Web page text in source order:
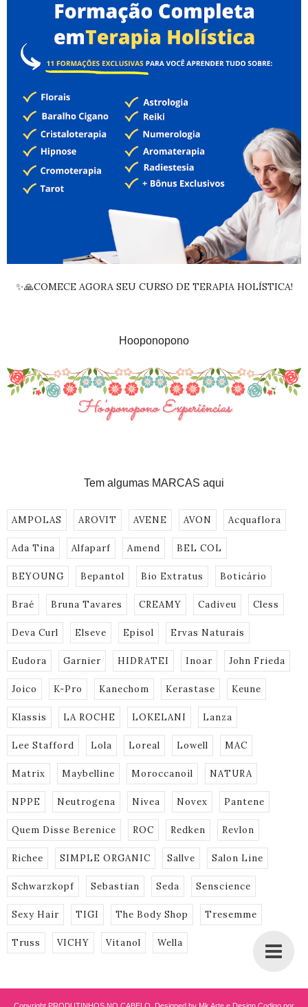
✨🙏COMECE AGORA SEU CURSO DE TERAPIA HOLÍSTICA!
Hooponopono
Tem algumas MARCAS aqui
AMPOLAS AROVIT AVENE AVON Acquaflora
Ada Tina Alfaparf Amend BEL COL
BEYOUNG Bepantol Bio Extratus Boticário
Braé Bruna Tavares CREAMY Cadiveu Cless
Deva Curl Elseve Episol Ervas Naturais
Eudora Garnier HIDRATEI Inoar John Frieda
Joico K-Pro Kanechom Kerastase Keune
Klassis LA ROCHE LOKELANI Lanza
Lee Stafford Lola Loreal Lowell MAC
Matrix Maybelline Moroccanoil NATURA
NPPE Neutrogena Nivea Novex Pantene
Quem Disse Berenice ROC Redken Revlon
Richee SIMPLE ORGANIC Sallve Salon Line
Schwarzkopf Sebastian Seda Senscience
Sexy Hair TIGI The Body Shop Tresemme
Truss VICHY Vitanol Wella